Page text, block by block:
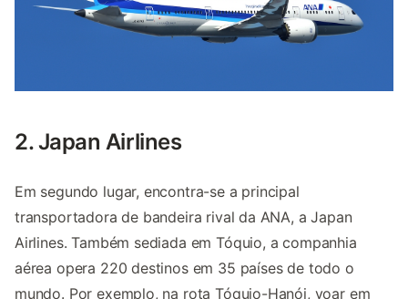
2. Japan Airlines
Em segundo lugar, encontra-se a principal
transportadora de bandeira rival da ANA, a Japan
Airlines. Também sediada em Tóquio, a companhia
aérea opera 220 destinos em 35 países de todo o
mundo. Por exemplo, na rota Tóquio-Hanói, voar em